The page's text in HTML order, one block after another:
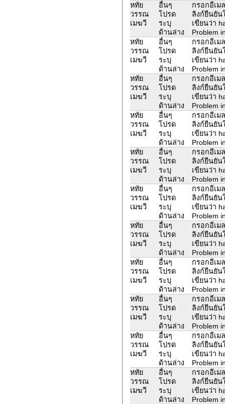
หทัย
วรรณ
เมฆวี
อื่นๆ
โปรด
ระบุ
ด้านล่าง
กรอกอีเม
ลิงก์ยืนยัน
เขียนว่า
Problem
หทัย
วรรณ
เมฆวี
อื่นๆ
โปรด
ระบุ
ด้านล่าง
กรอกอีเม
ลิงก์ยืนยัน
เขียนว่า
Problem
หทัย
วรรณ
เมฆวี
อื่นๆ
โปรด
ระบุ
ด้านล่าง
กรอกอีเม
ลิงก์ยืนยัน
เขียนว่า
Problem
หทัย
วรรณ
เมฆวี
อื่นๆ
โปรด
ระบุ
ด้านล่าง
กรอกอีเม
ลิงก์ยืนยัน
เขียนว่า
Problem
หทัย
วรรณ
เมฆวี
อื่นๆ
โปรด
ระบุ
ด้านล่าง
กรอกอีเม
ลิงก์ยืนยัน
เขียนว่า
Problem
หทัย
วรรณ
เมฆวี
อื่นๆ
โปรด
ระบุ
ด้านล่าง
กรอกอีเม
ลิงก์ยืนยัน
เขียนว่า
Problem
หทัย
วรรณ
เมฆวี
อื่นๆ
โปรด
ระบุ
ด้านล่าง
กรอกอีเม
ลิงก์ยืนยัน
เขียนว่า
Problem
หทัย
วรรณ
เมฆวี
อื่นๆ
โปรด
ระบุ
ด้านล่าง
กรอกอีเม
ลิงก์ยืนยัน
เขียนว่า
Problem
หทัย
วรรณ
เมฆวี
อื่นๆ
โปรด
ระบุ
ด้านล่าง
กรอกอีเม
ลิงก์ยืนยัน
เขียนว่า
Problem
หทัย
วรรณ
เมฆวี
อื่นๆ
โปรด
ระบุ
ด้านล่าง
กรอกอีเม
ลิงก์ยืนยัน
เขียนว่า
Problem
หทัย
วรรณ
เมฆวี
อื่นๆ
โปรด
ระบุ
ด้านล่าง
กรอกอีเม
ลิงก์ยืนยัน
เขียนว่า
Problem